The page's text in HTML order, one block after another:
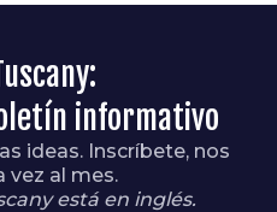
informativo
ideas. Inscríbete, nos
vez al mes.
está en inglés.